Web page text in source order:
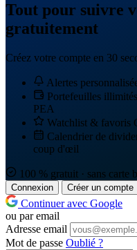
Tout pour suivre
gratuitement
Créez votre compte en 30
Alertes
Portefeuilles illimités
PEA
Watchlist & favoris
Calendrier de
coup d'œil
100 % gratuit · sans carte
Connexion Créer un compte
Continuer avec Google
ou par email
Adresse email
Mot de passe Oublié ?